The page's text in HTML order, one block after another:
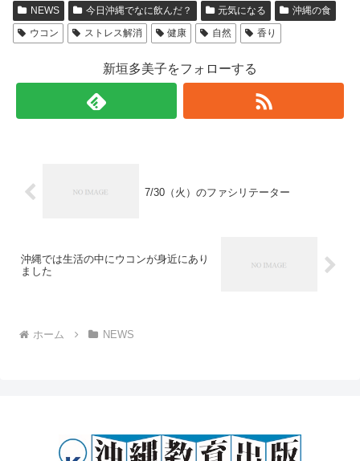
NEWS 今日沖縄でなに飲んだ？ 元気になる
沖縄の食
ウコン
ストレス解消 健康 自然 香り
新垣多美子をフォローする
7/30（火）のファシリテーター
沖縄では生活の中にウコンが身近にあり
ました
ホーム NEWS